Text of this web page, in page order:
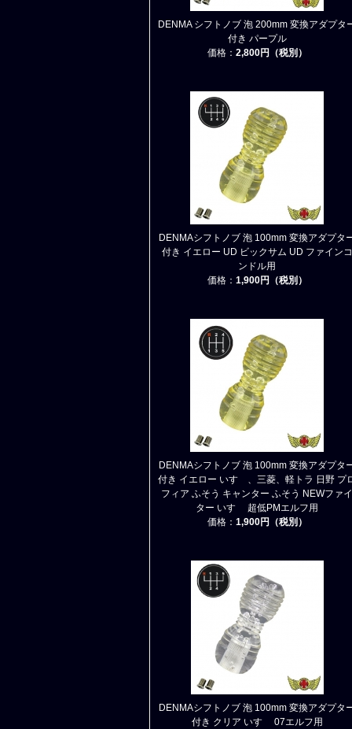
DENMA シフトノブ 泡 200mm 変換アダプタ
付き パープル
価格： 2,800円（税別）
DENMAシフトノブ 泡 100mm 変換アダプタ
付き イエロー UD ビックサム UD ファインコ
ンドル用
価格： 1,900円（税別）
DENMAシフトノブ 泡 100mm 変換アダプタ
付き イエロー いすゞ、三菱、軽トラ 日野 プ
フィア ふそう キャンター ふそう NEWファイ
ター いすゞ 超低PMエルフ用
価格： 1,900円（税別）
DENMAシフトノブ 泡 100mm 変換アダプタ
付き クリア いすゞ 07エルフ用